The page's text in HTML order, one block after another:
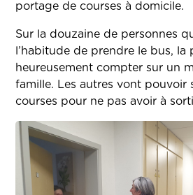
portage de courses à domicile.
Sur la douzaine de personnes
l’habitude de prendre le bus, la
heureusement compter sur un
famille. Les autres vont pouvoir
courses pour ne pas avoir à